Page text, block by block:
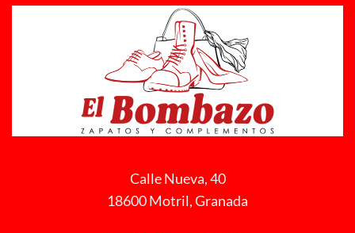
Calle Nueva, 40
18600 Motril, Granada